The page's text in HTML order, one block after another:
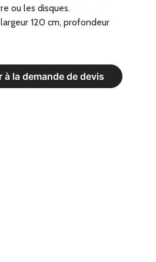
ou les disques.
120 cm, profondeur
à la demande de devis